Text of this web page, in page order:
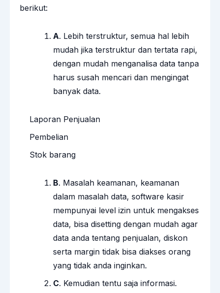
berikut:
A. Lebih terstruktur, semua hal lebih
mudah jika terstruktur dan tertata rapi,
dengan mudah menganalisa data tanpa
harus susah mencari dan mengingat
banyak data.
Laporan Penjualan
Pembelian
Stok barang
B. Masalah keamanan, keamanan
dalam masalah data, software kasir
mempunyai level izin untuk mengakses
data, bisa disetting dengan mudah agar
data anda tentang penjualan, diskon
serta margin tidak bisa diakses orang
yang tidak anda inginkan.
C. Kemudian tentu saja informasi.